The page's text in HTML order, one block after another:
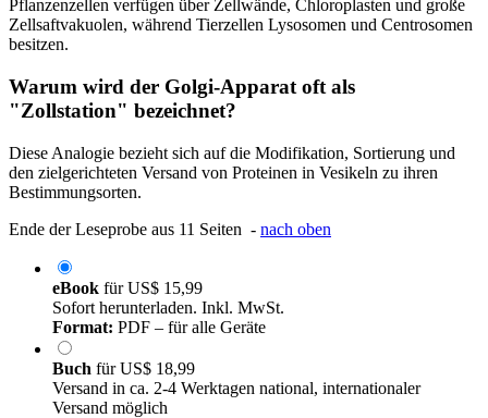
Pflanzenzellen verfügen über Zellwände, Chloroplasten und große
Zellsaftvakuolen, während Tierzellen Lysosomen und Centrosomen
besitzen.
Warum wird der Golgi-Apparat oft als
"Zollstation" bezeichnet?
Diese Analogie bezieht sich auf die Modifikation, Sortierung und
den zielgerichteten Versand von Proteinen in Vesikeln zu ihren
Bestimmungsorten.
Ende der Leseprobe aus 11 Seiten - nach oben
eBook fürUS$ 15,99
Sofort herunterladen. Inkl. MwSt.
Format: PDF – für alle Geräte
Buch fürUS$ 18,99
Versand in ca. 2-4 Werktagen national, internationaler
Versand möglich